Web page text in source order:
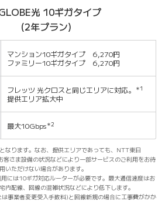
光 10ギガタイプ
(2年プラン)
マンション10ギガタイプ 6,270円
ファミリー10ギガタイプ 6,270円
フレッツ 光クロスと同じエリアに対応。 ＊1
提供エリア拡大中
最大10Gbps＊2
なります。なお、提供エリアであっても、NTT東日
さま設備の状況などにより一部サービスのご利用をお待
いただけない場合があります。
には10ギガ対応ルーターが必要です。最大通信速度はお
内配線、回線の混雑状況などにより低下します。
事業者変更受入手数料)と回線新規の場合に工事費がかか